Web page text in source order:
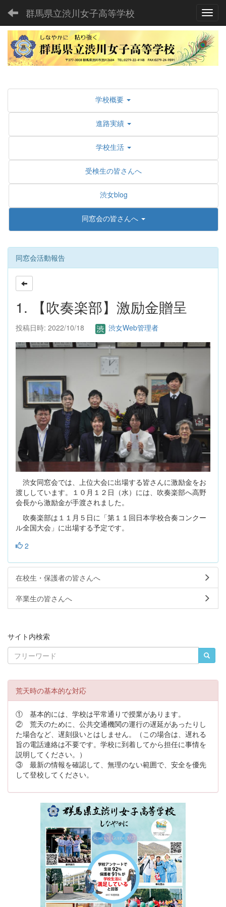
群馬県立渋川女子高等学校
学校概要
進路実績
学校生活
受検生の皆さんへ
渋女blog
同窓会の皆さんへ
同窓会活動報告
1. 【吹奏楽部】激励金贈呈
投稿日時: 2022/10/18 渋女Web管理者
渋女同窓会では、上位大会に出場する皆さんに激励金をお
渡ししています。１０月１２日（水）には、吹奏楽部へ高野
会長から激励金が手渡されました。
吹奏楽部は１１月５日に「第１１回日本学校合奏コンクー
ル全国大会」に出場する予定です。
2
在校生・保護者の皆さんへ
卒業生の皆さんへ
サイト内検索
荒天時の基本的な対応
① 基本的には、学校は平常通りで授業があります。
② 荒天のために、公共交通機関の運行の遅延があったりし
た場合など、遅刻扱いとはしません。（この場合は、遅れる
旨の電話連絡は不要です。学校に到着してから担任に事情を
説明してください。）
③ 最新の情報を確認して、無理のない範囲で、安全を優先
して登校してください。